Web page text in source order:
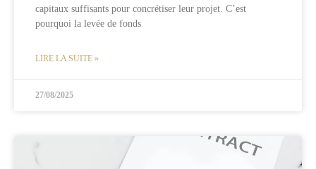
capitaux suffisants pour concrétiser leur projet. C’est
pourquoi la levée de fonds
LIRE LA SUITE »
27/08/2025